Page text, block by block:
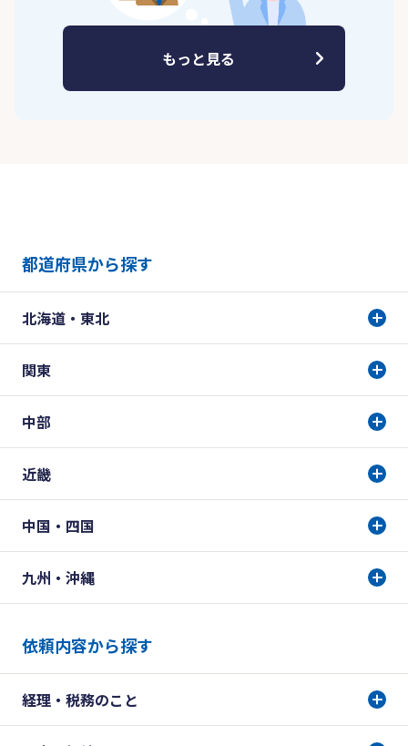
もっと見る
都道府県から探す
北海道・東北
関東
中部
近畿
中国・四国
九州・沖縄
依頼内容から探す
経理・税務のこと